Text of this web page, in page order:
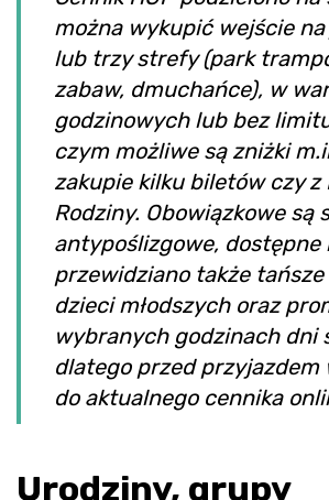
można wykupić wejście
lub trzy strefy (park
zabaw, dmuchańce), w
godzinowych lub bez
czym możliwe są zniżki
zakupie kilku biletów czy z
Rodziny. Obowiązkowe są
antypoślizgowe, dostępne
przewidziano także
dzieci młodszych oraz
wybranych godzinach dni
dlatego przed przyjazdem
do aktualnego cennika
Urodziny, grupy